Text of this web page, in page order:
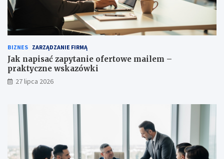
BIZNES ZARZĄDZANIE FIRMĄ
Jak napisać zapytanie ofertowe mailem –
praktyczne wskazówki
27 lipca 2026